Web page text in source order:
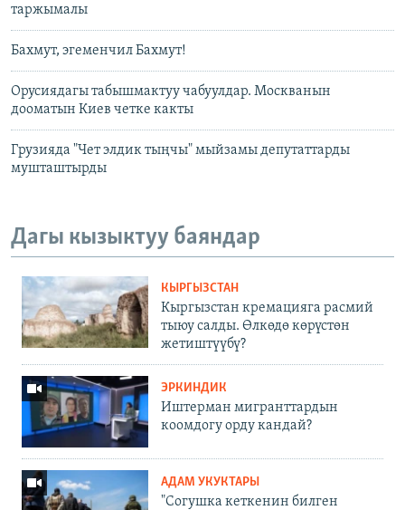
таржымалы
Бахмут, эгеменчил Бахмут!
Орусиядагы табышмактуу чабуулдар. Москванын
дооматын Киев четке какты
Грузияда "Чет элдик тыңчы" мыйзамы депутаттарды
мушташтырды
Дагы кызыктуу баяндар
КЫРГЫЗСТАН
Кыргызстан кремацияга расмий
тыюу салды. Өлкөдө көрүстөн
жетиштүүбү?
ЭРКИНДИК
Иштерман мигранттардын
коомдогу орду кандай?
АДАМ УКУКТАРЫ
"Согушка кеткенин билген